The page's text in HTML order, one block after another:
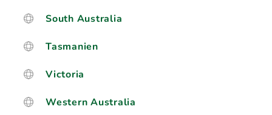
South Australia
Tasmanien
Victoria
Western Australia